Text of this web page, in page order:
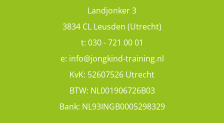
Landjonker 3
3834 CL Leusden (Utrecht)
t: 030 - 721 00 01
e: info@jongkind-training.nl
KvK: 52607526 Utrecht
BTW: NL001906726B03
Bank: NL93INGB0005298329